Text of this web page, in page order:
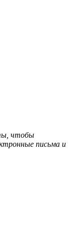
чтобы
письма и